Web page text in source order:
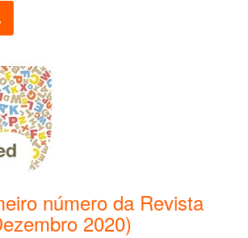
número da Revista
2020)